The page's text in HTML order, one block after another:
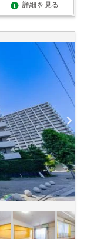
詳細を見る